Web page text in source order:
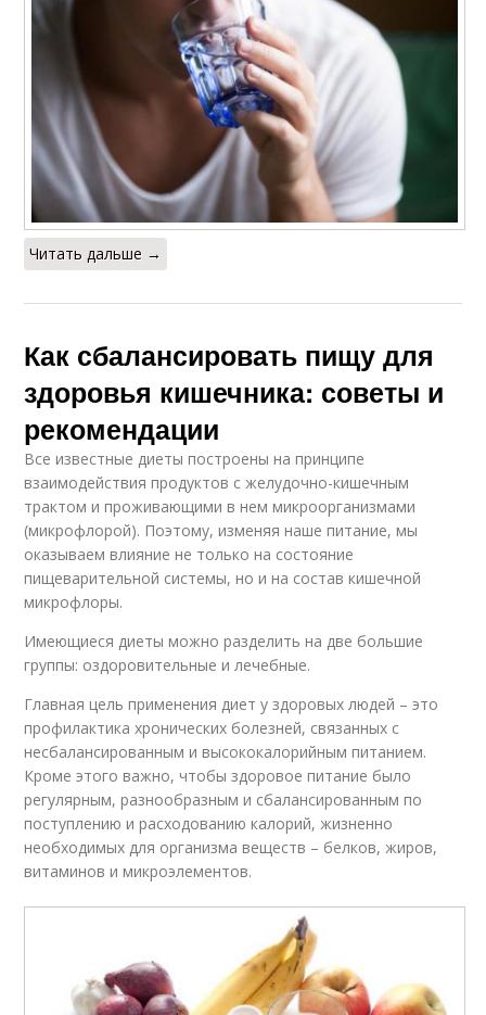
Читать дальше →
Как сбалансировать пищу для
здоровья кишечника: советы и
рекомендации
Все известные диеты построены на принципе
взаимодействия продуктов с желудочно-кишечным
трактом и проживающими в нем микроорганизмами
(микрофлорой). Поэтому, изменяя наше питание, мы
оказываем влияние не только на состояние
пищеварительной системы, но и на состав кишечной
микрофлоры.
Имеющиеся диеты можно разделить на две большие
группы: оздоровительные и лечебные.
Главная цель применения диет у здоровых людей – это
профилактика хронических болезней, связанных с
несбалансированным и высококалорийным питанием.
Кроме этого важно, чтобы здоровое питание было
регулярным, разнообразным и сбалансированным по
поступлению и расходованию калорий, жизненно
необходимых для организма веществ – белков, жиров,
витаминов и микроэлементов.